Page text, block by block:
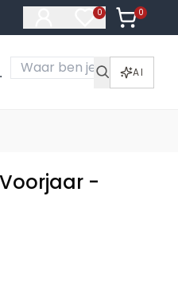
0
Artikelen in
0
Artikelen
AI
-